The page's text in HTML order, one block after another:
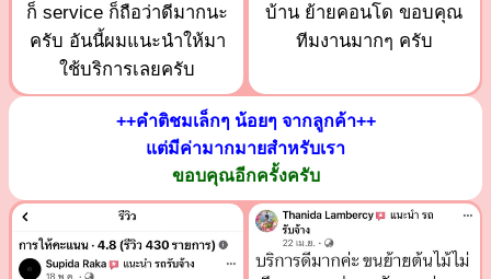
ก็ service ก็ถือว่าดีมากนะ
ครับ อันนี้ผมแนะนำให้มา
ใช้บริการเลยครับ
บ้าน ย้ายคอนโด ขอบคุณ
ทีมงานมากๆ ครับ
++คำติชมเล็กๆ น้อยๆ จากลูกค้า++
แต่มีค่ามากมายสำหรับเรา
ขอบคุณอีกครั้งครับ